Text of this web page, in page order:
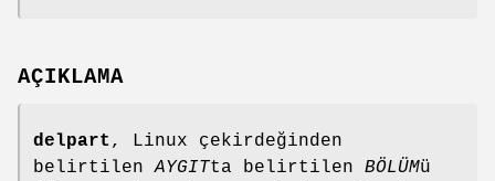
AÇIKLAMA
delpart , Linux çekirdeğinden
belirtilenAYGITta belirtilen BÖLÜMü